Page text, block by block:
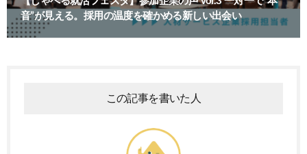
音”が見える。採用の温度を確かめる新しい出会い
この記事を書いた人